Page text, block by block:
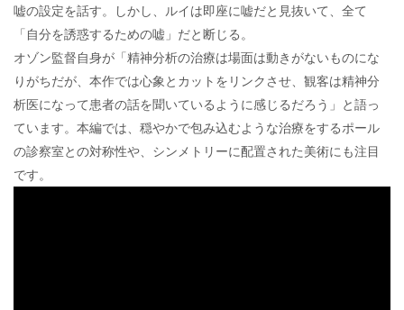
嘘の設定を話す。しかし、ルイは即座に嘘だと見抜いて、全て
「自分を誘惑するための嘘」だと断じる。
オゾン監督自身が「精神分析の治療は場面は動きがないものにな
りがちだが、本作では心象とカットをリンクさせ、観客は精神分
析医になって患者の話を聞いているように感じるだろう」と語っ
ています。本編では、穏やかで包み込むような治療をするポール
の診察室との対称性や、シンメトリーに配置された美術にも注目
です。